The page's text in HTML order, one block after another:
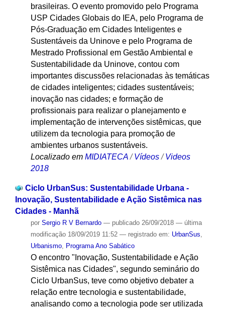
brasileiras. O evento promovido pelo Programa
USP Cidades Globais do IEA, pelo Programa de
Pós-Graduação em Cidades Inteligentes e
Sustentáveis da Uninove e pelo Programa de
Mestrado Profissional em Gestão Ambiental e
Sustentabilidade da Uninove, contou com
importantes discussões relacionadas às temáticas
de cidades inteligentes; cidades sustentáveis;
inovação nas cidades; e formação de
profissionais para realizar o planejamento e
implementação de intervenções sistêmicas, que
utilizem da tecnologia para promoção de
ambientes urbanos sustentáveis.
Localizado em MIDIATECA /Vídeos /Videos
2018
Ciclo UrbanSus: Sustentabilidade Urbana -
Inovação, Sustentabilidade e Ação Sistêmica nas
Cidades - Manhã
por Sergio R V Bernardo — publicado26/09/2018 — última
modificação18/09/2019 11:52 — registrado em: UrbanSus
Urbanismo, Programa Ano Sabático
O encontro "Inovação, Sustentabilidade e Ação
Sistêmica nas Cidades", segundo seminário do
Ciclo UrbanSus, teve como objetivo debater a
relação entre tecnologia e sustentabilidade,
analisando como a tecnologia pode ser utilizada